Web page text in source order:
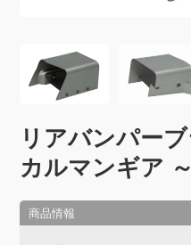
リアバンパー
カルマンギア